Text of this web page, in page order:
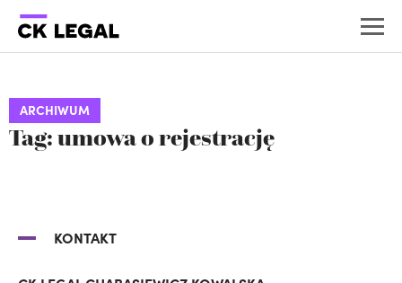
ARCHIWUM
Tag: umowa o rejestrację
KONTAKT